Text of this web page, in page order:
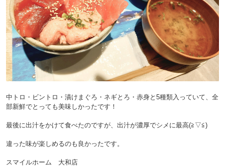
中トロ・ビントロ・漬けまぐろ・ネギとろ・赤身と5種類入っていて、全
部新鮮でとっても美味しかったです！
最後に出汁をかけて食べたのですが、出汁が濃厚でシメに最高(≧▽≦)
違った味が楽しめるのも良かったです。
スマイルホーム 大和店